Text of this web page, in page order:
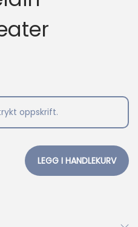
oppskrift.
LEGG I HANDLEKURV